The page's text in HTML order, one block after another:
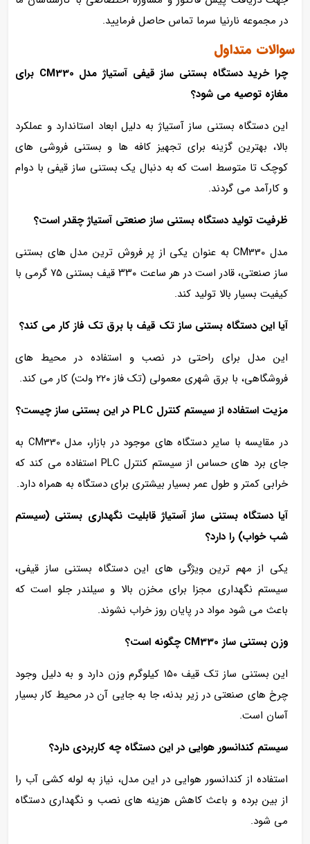
در مجموعه نارنیا سرما تماس حاصل فرمایید.
سوالات متداول
چرا خرید دستگاه بستنی‌ ساز قیفی آستیاژ مدل CM330 برای
مغازه توصیه می‌ شود؟
این دستگاه بستنی‌ ساز آستیاژ به دلیل ابعاد استاندارد و عملکرد
بالا، بهترین گزینه برای تجهیز کافه‌ ها و بستنی‌ فروشی‌ های
کوچک تا متوسط است که به دنبال یک بستنی‌ ساز قیفی با دوام
و کارآمد می‌ گردند.
ظرفیت تولید دستگاه بستنی‌ ساز صنعتی آستیاژ چقدر است؟
مدل CM330 به عنوان یکی از پر فروش‌ ترین مدل‌ های بستنی‌
ساز صنعتی، قادر است در هر ساعت ۳۳۰ قیف بستنی ۷۵ گرمی با
کیفیت بسیار بالا تولید کند.
آیا این دستگاه بستنی‌ ساز تک قیف با برق تک‌ فاز کار می‌ کند؟
این مدل برای راحتی در نصب و استفاده در محیط های
فروشگاهی، با برق شهری معمولی (تک‌ فاز ۲۲۰ ولت) کار می‌ کند.
مزیت استفاده از سیستم کنترل PLC در این بستنی‌ ساز چیست؟
در مقایسه با سایر دستگاه‌ های موجود در بازار، مدل CM330 به
جای برد های حساس از سیستم کنترل PLC استفاده می‌ کند که
خرابی کمتر و طول عمر بسیار بیشتری برای دستگاه به همراه دارد.
آیا دستگاه بستنی‌ ساز آستیاژ قابلیت نگهداری بستنی (سیستم
شب‌ خواب) را دارد؟
یکی از مهم‌ ترین ویژگی‌ های این دستگاه بستنی‌ ساز قیفی،
سیستم نگهداری مجزا برای مخزن بالا و سیلندر جلو است که
باعث می‌ شود مواد در پایان روز خراب نشوند.
وزن بستنی‌ ساز CM330 چگونه است؟
این بستنی‌ ساز تک قیف ۱۵۰ کیلوگرم وزن دارد و به دلیل وجود
چرخ‌ های صنعتی در زیر بدنه، جا به‌ جایی آن در محیط کار بسیار
آسان است.
سیستم کندانسور هوایی در این دستگاه چه کاربردی دارد؟
استفاده از کندانسور هوایی در این مدل، نیاز به لوله‌ کشی آب را
از بین برده و باعث کاهش هزینه‌ های نصب و نگهداری دستگاه
می‌ شود.